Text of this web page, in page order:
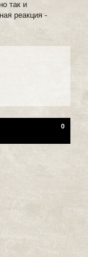
так и
реакция -
0